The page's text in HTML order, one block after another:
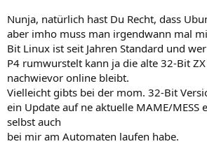
Nunja, natürlich hast Du Recht, dass
aber imho muss man irgendwann mal
Bit Linux ist seit Jahren Standard und
P4 rumwurstelt kann ja die alte 32-Bit
nachwievor online bleibt.
Vielleicht gibts bei der mom. 32-Bit
ein Update auf ne aktuelle MAME/MESS
selbst auch
bei mir am Automaten laufen habe.